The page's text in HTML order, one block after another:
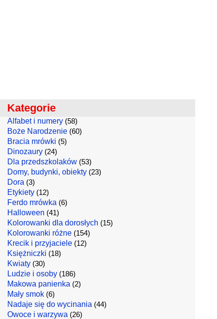
Kategorie
Alfabet i numery (58)
Boże Narodzenie (60)
Bracia mrówki (5)
Dinozaury (24)
Dla przedszkolaków (53)
Domy, budynki, obiekty (23)
Dora (3)
Etykiety (12)
Ferdo mrówka (6)
Halloween (41)
Kolorowanki dla dorosłych (15)
Kolorowanki różne (154)
Krecik i przyjaciele (12)
Księżniczki (18)
Kwiaty (30)
Ludzie i osoby (186)
Makowa panienka (2)
Mały smok (6)
Nadaje się do wycinania (44)
Owoce i warzywa (26)